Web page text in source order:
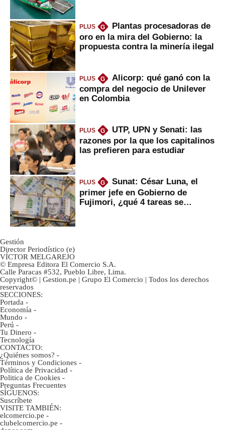
PLUS G
Plantas procesadoras de
oro en la mira del Gobierno: la
propuesta contra la minería ilegal
PLUS G
Alicorp: qué ganó con la
compra del negocio de Unilever
en Colombia
PLUS G
UTP, UPN y Senati: las
razones por la que los capitalinos
las prefieren para estudiar
PLUS G
Sunat: César Luna, el
primer jefe en Gobierno de
Fujimori, ¿qué 4 tareas se
Gestión
Director Periodístico (e)
VÍCTOR MELGAREJO
© Empresa Editora El Comercio S.A.
Calle Paracas #532, Pueblo Libre, Lima.
Copyright© | Gestion.pe | Grupo El Comercio | Todos los derechos
reservados
SECCIONES:
Portada -
Economía -
Mundo -
Perú -
Tu Dinero -
Tecnología
CONTACTO:
¿Quiénes somos? -
Términos y Condiciones -
Política de Privacidad -
Politica de Cookies -
Preguntas Frecuentes
SÍGUENOS:
Suscríbete
VISITE TAMBIÉN:
elcomercio.pe -
clubelcomercio.pe -